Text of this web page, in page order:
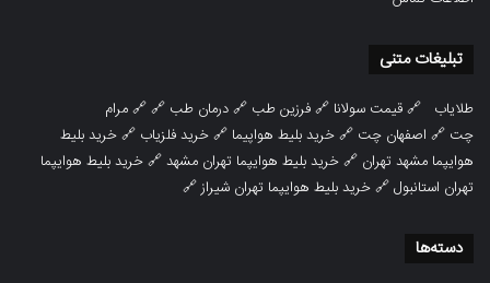
تبلیغات متنی
طلایاب 🔗قیمت سولانا 🔗فرزین طب 🔗درمان طب 🔗 🔗مرام
چت 🔗 اصفهان چت 🔗خرید بلیط هواپیما 🔗خرید فلزیاب 🔗خرید بلیط
هوایپما مشهد تهران 🔗خرید بلیط هوایپما تهران مشهد🔗خرید بلیط هوایپما
تهران استانبول🔗خرید بلیط هوایپما تهران شیراز🔗
دسته‌ها